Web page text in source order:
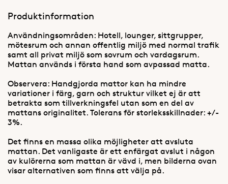
Produktinformation
Användningsområden: Hotell, lounger, sittgrupper,
mötesrum och annan offentlig miljö med normal trafik
samt all privat miljö som sovrum och vardagsrum.
Mattan används i första hand som avpassad matta.
Observera: Handgjorda mattor kan ha mindre
variationer i färg, garn och struktur vilket ej är att
betrakta som tillverkningsfel utan som en del av
mattans originalitet. Tolerans för storleksskillnader: +/-
3%.
Det finns en massa olika möjligheter att avsluta
mattan. Det vanligaste är ett enfärgat avslut i någon
av kulörerna som mattan är vävd i, men bilderna ovan
visar alternativen som finns att välja på.